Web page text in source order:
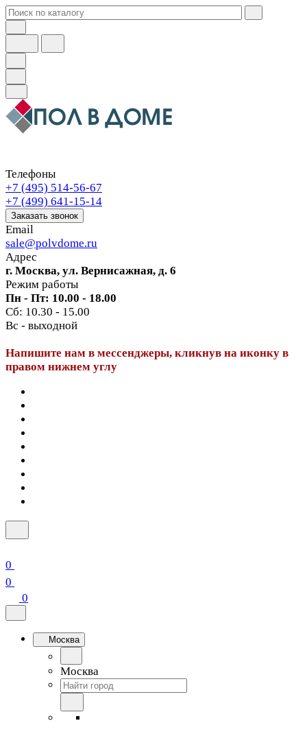
Телефоны
+7 (495) 514-56-67
+7 (499) 641-15-14
Заказать звонок
Email
sale@polvdome.ru
Адрес
г. Москва, ул. Вернисажная, д. 6
Режим работы
Пн - Пт: 10.00 - 18.00
Сб: 10.30 - 15.00
Вс - выходной
Напишите нам в мессенджеры, кликнув на иконку в
правом нижнем углу
0
0
0
Москва
Москва